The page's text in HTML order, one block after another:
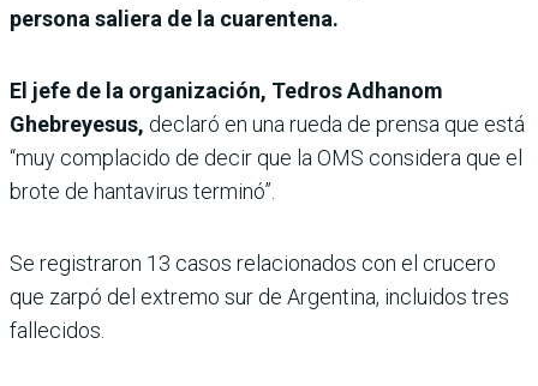
persona saliera de la cuarentena.
El jefe de la organización, Tedros Adhanom
Ghebreyesus, declaró en una rueda de prensa que está
“muy complacido de decir que la OMS considera que el
brote de hantavirus terminó”.
Se registraron 13 casos relacionados con el crucero
que zarpó del extremo sur de Argentina, incluidos tres
fallecidos.